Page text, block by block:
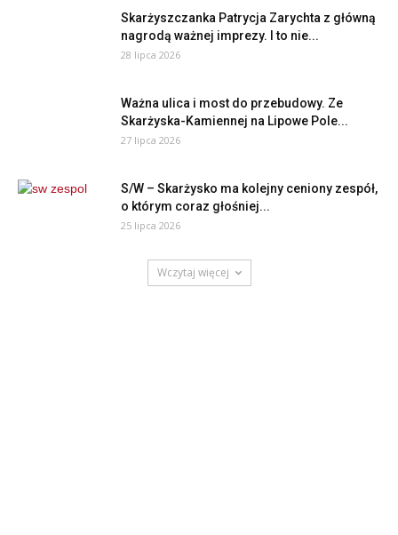
Skarżyszczanka Patrycja Zarychta z główną
nagrodą ważnej imprezy. I to nie...
28 lipca 2026
Ważna ulica i most do przebudowy. Ze
Skarżyska-Kamiennej na Lipowe Pole...
27 lipca 2026
S/W – Skarżysko ma kolejny ceniony zespół,
o którym coraz głośniej...
25 lipca 2026
Wczytaj więcej